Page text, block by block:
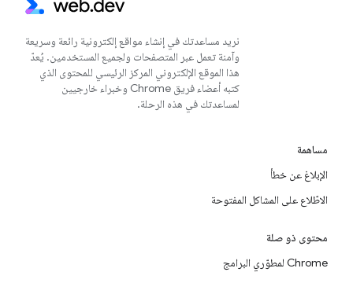
نريد مساعدتك في إنشاء مواقع إلكترونية رائعة وسريعة
وآمنة تعمل عبر المتصفحات ولجميع المستخدمين. يُعدّ
هذا الموقع الإلكتروني المركز الرئيسي للمحتوى الذي
كتبه أعضاء فريق Chrome وخبراء خارجيين
لمساعدتك في هذه الرحلة.
مساهمة
الإبلاغ عن خطأ
الاطّلاع على المشاكل المفتوحة
محتوى ذو صلة
Chrome لمطوّري البرامج